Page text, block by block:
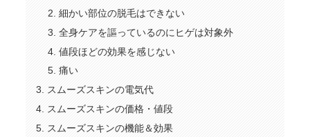
細かい部位の脱毛はできない
全身ケアを謳っているのにヒゲは対象外
値段ほどの効果を感じない
痛い
スムーズスキンの電気代
スムーズスキンの価格・値段
スムーズスキンの機能＆効果